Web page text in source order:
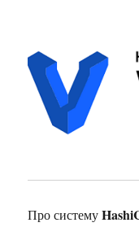
Про систему